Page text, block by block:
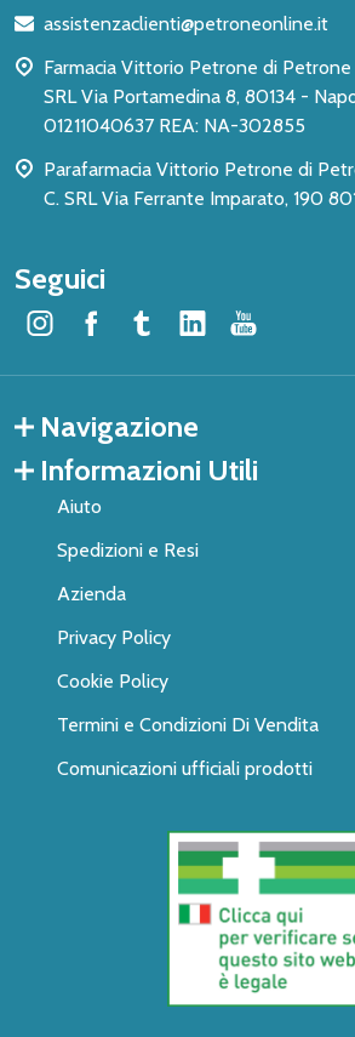
pagina
assistenzaclienti@petroneonline.it
Farmacia Vittorio Petrone di Petrone
SRL Via Portamedina 8, 80134 - Napoli NA P.IVA:
01211040637 REA: NA-302855
Parafarmacia Vittorio Petrone di
C. SRL Via Ferrante Imparato, 190
Seguici
Navigazione
Informazioni Utili
Aiuto
Spedizioni e Resi
Azienda
Privacy Policy
Cookie Policy
Termini e Condizioni Di Vendita
Comunicazioni ufficiali prodotti